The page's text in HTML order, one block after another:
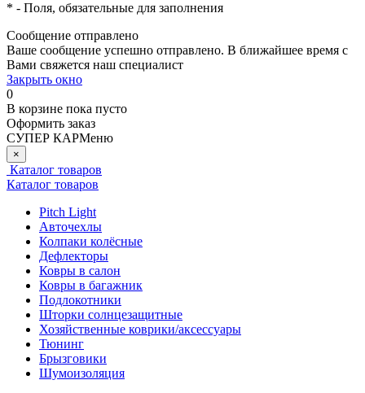
* - Поля, обязательные для заполнения
Сообщение отправлено
Ваше сообщение успешно отправлено. В ближайшее время с
Вами свяжется наш специалист
Закрыть окно
0
В корзине пока пусто
Оформить заказ
СУПЕР КАРМеню
×
Каталог товаров
Каталог товаров
Pitch Light
Авточехлы
Колпаки колёсные
Дефлекторы
Ковры в салон
Ковры в багажник
Подлокотники
Шторки солнцезащитные
Хозяйственные коврики/аксессуары
Тюнинг
Брызговики
Шумоизоляция